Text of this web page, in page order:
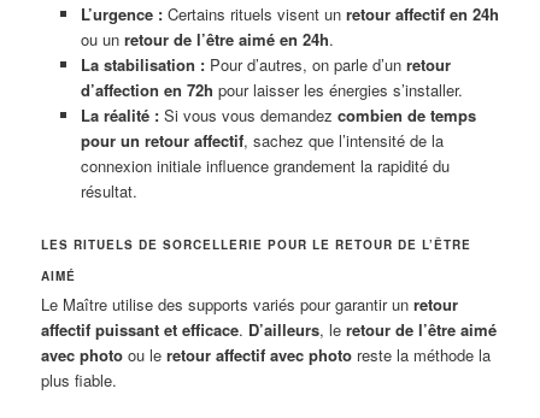
L’urgence :Certains rituels visent un retour affectif en 24h
ou un retour de l’être aimé en 24h.
La stabilisation :Pour d’autres, on parle d’un retour
d’affection en 72h pour laisser les énergies s’installer.
La réalité :Si vous vous demandez combien de temps
pour un retour affectif, sachez que l’intensité de la
connexion initiale influence grandement la rapidité du
résultat.
LES RITUELS DE SORCELLERIE POUR LE RETOUR DE L’ÊTRE
AIMÉ
Le Maître utilise des supports variés pour garantir unretour
affectif puissant et efficace. D’ailleurs, leretour de l’être aimé
avec photo ou leretour affectif avec photo reste la méthode la
plus fiable.